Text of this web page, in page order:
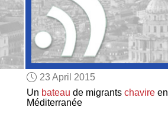
23 April 2015
Un bateau de migrants chavireen
Méditerranée